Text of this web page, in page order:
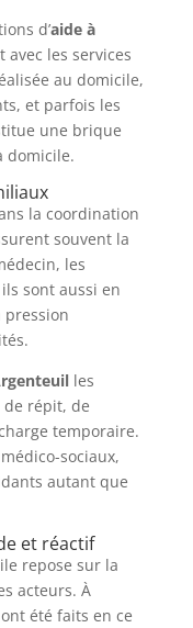
d’aide à
les services
au domicile,
et parfois les
une brique
domicile.
la coordination
souvent la
les
sont aussi en
les
répit, de
temporaire.
sociaux,
autant que
et réactif
repose sur la
acteurs. À
été faits en ce